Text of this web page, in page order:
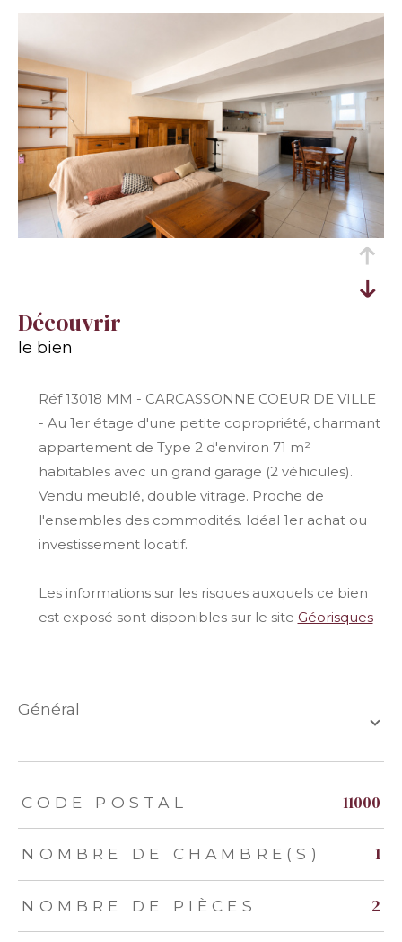
découvrir
le bien
Réf 13018 MM - CARCASSONNE COEUR DE VILLE
- Au 1er étage d'une petite copropriété, charmant
appartement de Type 2 d'environ 71 m²
habitables avec un grand garage (2 véhicules).
Vendu meublé, double vitrage. Proche de
l'ensembles des commodités. Idéal 1er achat ou
investissement locatif.
Les informations sur les risques auxquels ce bien
est exposé sont disponibles sur le site Géorisques
général
TRAD_ZEPHYR_Caracteristique TRAD_ZEPHYR_Valeurs
CODE POSTAL 11000
NOMBRE DE CHAMBRE(S) 1
NOMBRE DE PIÈCES 2